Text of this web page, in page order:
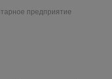
предприятие